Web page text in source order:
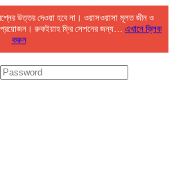
উত্তর দেওয়া হবে না। ওয়াসওয়াসা মূলত জীন ও
প্রয়োজন। রুকইয়াহ ফ্রি সেশনের জন্য… এখানে ক্লিক
করুন